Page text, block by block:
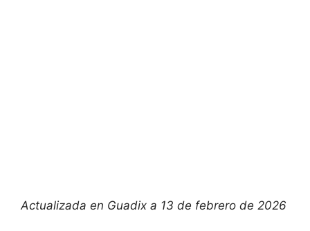
Actualizada en Guadix a 13 de febrero de 2026